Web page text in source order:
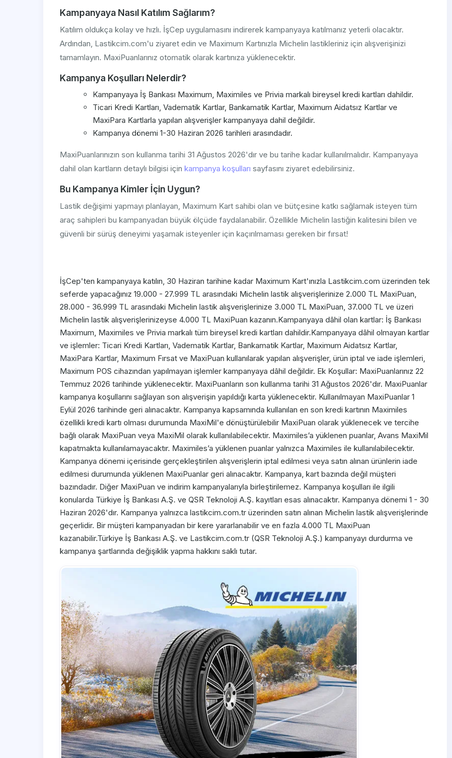
Kampanyaya Nasıl Katılım Sağlarım?
Katılım oldukça kolay ve hızlı. İşCep uygulamasını indirerek kampanyaya katılmanız yeterli olacaktır.
Ardından, Lastikcim.com'u ziyaret edin ve Maximum Kartınızla Michelin lastikleriniz için alışverişinizi
tamamlayın. MaxiPuanlarınız otomatik olarak kartınıza yüklenecektir.
Kampanya Koşulları Nelerdir?
Kampanyaya İş Bankası Maximum, Maximiles ve Privia markalı bireysel kredi kartları dahildir.
Ticari Kredi Kartları, Vadematik Kartlar, Bankamatik Kartlar, Maximum Aidatsız Kartlar ve
MaxiPara Kartlarla yapılan alışverişler kampanyaya dahil değildir.
Kampanya dönemi 1-30 Haziran 2026 tarihleri arasındadır.
MaxiPuanlarınızın son kullanma tarihi 31 Ağustos 2026'dır ve bu tarihe kadar kullanılmalıdır. Kampanyaya
dahil olan kartların detaylı bilgisi için kampanya koşulları sayfasını ziyaret edebilirsiniz.
Bu Kampanya Kimler İçin Uygun?
Lastik değişimi yapmayı planlayan, Maximum Kart sahibi olan ve bütçesine katkı sağlamak isteyen tüm
araç sahipleri bu kampanyadan büyük ölçüde faydalanabilir. Özellikle Michelin lastiğin kalitesini bilen ve
güvenli bir sürüş deneyimi yaşamak isteyenler için kaçırılmaması gereken bir fırsat!
İşCep'ten kampanyaya katılın, 30 Haziran tarihine kadar Maximum Kart'ınızla Lastikcim.com üzerinden tek
seferde yapacağınız 19.000 - 27.999 TL arasındaki Michelin lastik alışverişlerinize 2.000 TL MaxiPuan,
28.000 - 36.999 TL arasındaki Michelin lastik alışverişlerinize 3.000 TL MaxiPuan, 37.000 TL ve üzeri
Michelin lastik alışverişlerinizeyse 4.000 TL MaxiPuan kazanın.Kampanyaya dâhil olan kartlar: İş Bankası
Maximum, Maximiles ve Privia markalı tüm bireysel kredi kartları dahildir.Kampanyaya dâhil olmayan kartlar
ve işlemler: Ticari Kredi Kartları, Vadematik Kartlar, Bankamatik Kartlar, Maximum Aidatsız Kartlar,
MaxiPara Kartlar, Maximum Fırsat ve MaxiPuan kullanılarak yapılan alışverişler, ürün iptal ve iade işlemleri,
Maximum POS cihazından yapılmayan işlemler kampanyaya dâhil değildir. Ek Koşullar: MaxiPuanlarınız 22
Temmuz 2026 tarihinde yüklenecektir. MaxiPuanların son kullanma tarihi 31 Ağustos 2026'dır. MaxiPuanlar
kampanya koşullarını sağlayan son alışverişin yapıldığı karta yüklenecektir. Kullanılmayan MaxiPuanlar 1
Eylül 2026 tarihinde geri alınacaktır. Kampanya kapsamında kullanılan en son kredi kartının Maximiles
özellikli kredi kartı olması durumunda MaxiMil'e dönüştürüle​bilir MaxiPuan olarak yüklenecek ve tercihe
bağlı olarak MaxiPuan veya MaxiMil olarak kullanılabilecektir. Maximiles’a yüklenen puanlar, Avans MaxiMil
kapatmakta kullanılamayacaktır. Maximiles’a yüklenen puanlar yalnızca Maximiles ile kullanılabilecektir.
Kampanya dönemi içerisinde gerçekleştirilen alışverişlerin iptal edilmesi veya satın alınan ürünlerin iade
edilmesi durumunda yüklenen MaxiPuanlar geri alınacaktır. Kampanya, kart bazında değil müşteri
bazındadır. Diğer MaxiPuan ve indirim kampanyalarıyla birleştirilemez. Kampanya koşulları ile ilgili
konularda Türkiye İş Bankası A.Ş. ve QSR Teknoloji A.Ş. kayıtları esas alınacaktır. Kampanya dönemi 1 - 30
Haziran 2026'dır. Kampanya yalnızca lastikcim.com.tr üzerinden satın alınan Michelin lastik alışverişlerinde
geçerlidir. Bir müşteri kampanyadan bir kere yararlanabilir ve en fazla 4.000 TL MaxiPuan
kazanabilir.Türkiye İş Bankası A.Ş. ve Lastikcim.com.tr (QSR Teknoloji A.Ş.) kampanyayı durdurma ve
kampanya şartlarında değişiklik yapma hakkını saklı tutar.